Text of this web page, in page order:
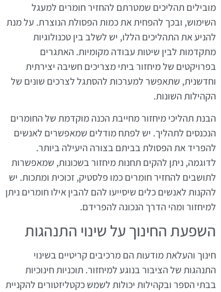
מובילים תהליכים שמטרתם להחזיר חומרים למעגל
השימוש, ובכך להפחית את כמות הפסולת הנוצרת. על מנת
להניע את התהליכים הללו, יש לשלב בין טכנולוגיות
מתקדמות לבין שיטות עבודה מקומיות. האתגרים
בפרויקטים של מיחזור ביתי מצריכים חשיבה יצירתית
וחדשנית, שתאפשר למערכות להסתגל לצרכים שונים של
הקהילות השונות.
הבנת תהליכי מיחזור מחייבת הכנה מוקדמת של החומרים
הנכנסים לתהליך. יש לפתח מודלים שמאפשרים לאנשים
להפריד את הפסולת בביתם בצורה היעילה ביותר.
לדוגמה, ניתן להקים תחנות מיחזור בשכונות, שמאפשרות
לתושבים להחזיר חומרים כמו פלסטיק, זכוכית ומתכות. יש
להקנות לאנשים כלים שיסייעו להם להבין אילו חומרים ניתן
למיחזור ומהי הדרך הנכונה להפרידם.
השפעת החינוך על שינוי התנהגות
חינוך והעלאת מודעות הם מרכיבים קריטיים בשינוי
התנהגות של הציבור בנוגע למיחזור. תוכניות חינוכיות
בבתי הספר ובקהילות יכולות לשמש כקטליזטורים להקניית